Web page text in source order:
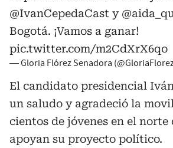
@IvanCepedaCast y
Bogotá. ¡Vamos a ganar!
pic.twitter.com/m2CdXrX6qo
— Gloria Flórez Senadora
El candidato presidencial
un saludo y agradeció la
cientos de jóvenes en el norte
apoyan su proyecto político.